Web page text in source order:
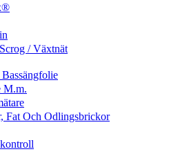
/ Växtnät
M.m.
Fat Och Odlingsbrickor